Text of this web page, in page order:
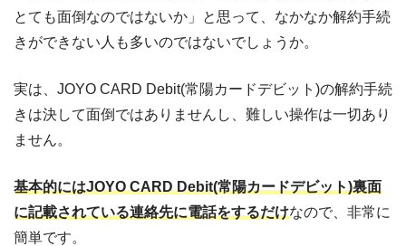
とても面倒なのではないか」と思って、なかなか解約手続
きができない人も多いのではないでしょうか。
実は、JOYO CARD Debit(常陽カードデビット)の解約手続
きは決して面倒ではありませんし、難しい操作は一切あり
ません。
基本的にはJOYO CARD Debit(常陽カードデビット)裏面
に記載されている連絡先に電話をするだけなので、非常に
簡単です。